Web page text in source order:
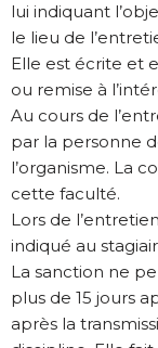
lui indiquant
le lieu de
Elle est écrite et
ou remise à
Au cours de
par la personne
l’organisme. La
cette faculté.
Lors de
indiqué au
La sanction ne
plus de 15 jours
après la